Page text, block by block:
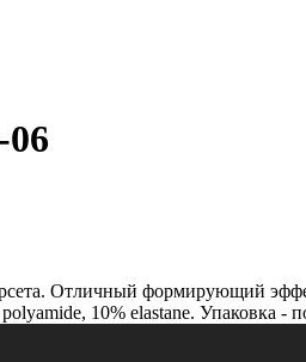
Отличный формирующий
10% elastane. Упаковка -